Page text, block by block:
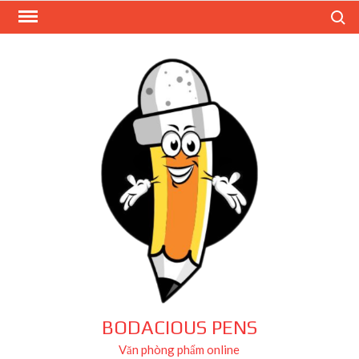
Skip
BODACIOUS PENS
Văn phòng phẩm online